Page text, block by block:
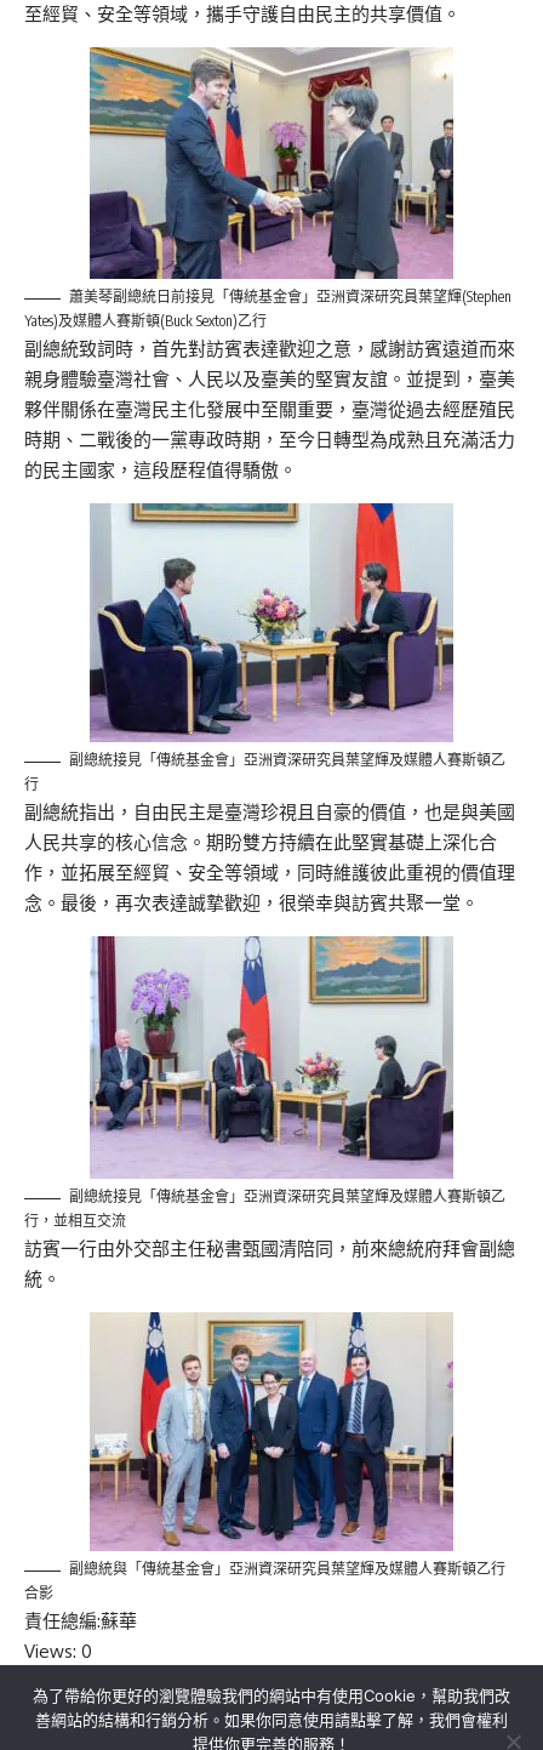
至經貿、安全等領域，攜手守護自由民主的共享價值。
蕭美琴副總統日前接見「傳統基金會」亞洲資深研究員葉望輝(Stephen
Yates)及媒體人賽斯頓(Buck Sexton)乙行
副總統致詞時，首先對訪賓表達歡迎之意，感謝訪賓遠道而來
親身體驗臺灣社會、人民以及臺美的堅實友誼。並提到，臺美
夥伴關係在臺灣民主化發展中至關重要，臺灣從過去經歷殖民
時期、二戰後的一黨專政時期，至今日轉型為成熟且充滿活力
的民主國家，這段歷程值得驕傲。
副總統接見「傳統基金會」亞洲資深研究員葉望輝及媒體人賽斯頓乙
行
副總統指出，自由民主是臺灣珍視且自豪的價值，也是與美國
人民共享的核心信念。期盼雙方持續在此堅實基礎上深化合
作，並拓展至經貿、安全等領域，同時維護彼此重視的價值理
念。最後，再次表達誠摯歡迎，很榮幸與訪賓共聚一堂。
副總統接見「傳統基金會」亞洲資深研究員葉望輝及媒體人賽斯頓乙
行，並相互交流
訪賓一行由外交部主任秘書甄國清陪同，前來總統府拜會副總
統。
副總統與「傳統基金會」亞洲資深研究員葉望輝及媒體人賽斯頓乙行
合影
責任總編:蘇華
Views: 0
為了帶給你更好的瀏覽體驗我們的網站中有使用Cookie，幫助我們改
善網站的結構和行銷分析。如果你同意使用請點擊了解，我們會權利
提供你更完善的服務！